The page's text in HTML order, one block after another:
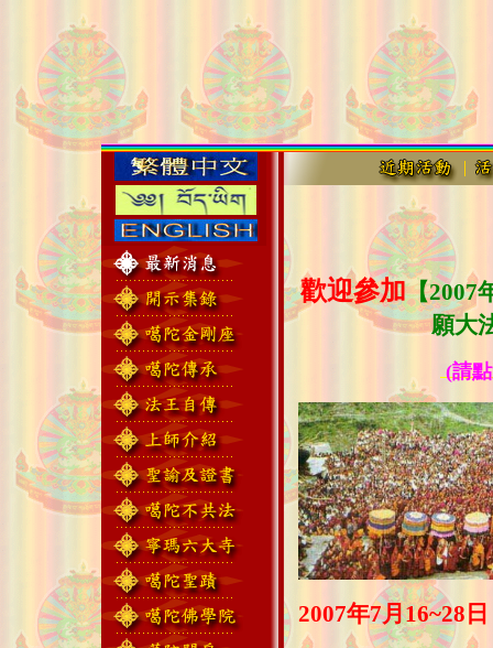
歡迎參加【2007
願大
(請點
2007年7月16~28日